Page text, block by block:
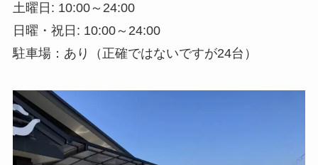
土曜日: 10:00～24:00
日曜・祝日: 10:00～24:00
駐車場：あり（正確ではないですが24台）